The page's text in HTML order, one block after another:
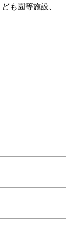
も園等施設、